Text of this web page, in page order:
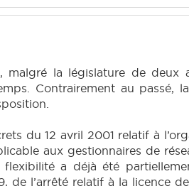
la législature de deux
Contrairement au passé,
du 12 avril 2001 relatif à
aux gestionnaires de
a déjà été
de l’arrêté relatif à la licence